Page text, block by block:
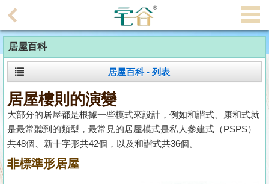
理
主
頁
搵
樓/
成
交
業
居屋百科
居屋百科 - 列表
居屋樓則的演變
大部分的居屋都是根據一些模式來設計，例如和諧式、康和式就
是最常聽到的類型，最常見的居屋模式是私人參建式（PSPS）
共48個、新十字形共42個，以及和諧式共36個。
非標準形居屋